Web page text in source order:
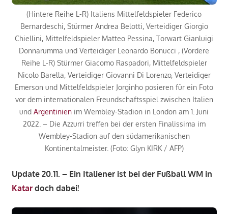
(Hintere Reihe L-R) Italiens Mittelfeldspieler Federico
Bernardeschi, Stürmer Andrea Belotti, Verteidiger Giorgio
Chiellini, Mittelfeldspieler Matteo Pessina, Torwart Gianluigi
Donnarumma und Verteidiger Leonardo Bonucci , (Vordere
Reihe L-R) Stürmer Giacomo Raspadori, Mittelfeldspieler
Nicolo Barella, Verteidiger Giovanni Di Lorenzo, Verteidiger
Emerson und Mittelfeldspieler Jorginho posieren für ein Foto
vor dem internationalen Freundschaftsspiel zwischen Italien
und Argentinien im Wembley-Stadion in London am 1. Juni
2022. – Die Azzurri treffen bei der ersten Finalissima im
Wembley-Stadion auf den südamerikanischen
Kontinentalmeister. (Foto: Glyn KIRK / AFP)
Update 20.11. – Ein Italiener ist bei der Fußball WM in
Katardoch dabei!